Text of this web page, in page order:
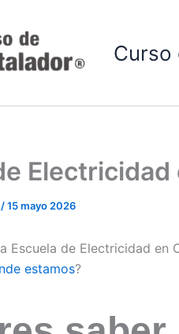
Curso
/15 mayo 2026
Escuela de Electricidad en
estamos?